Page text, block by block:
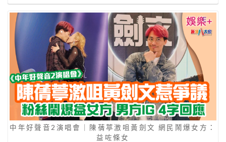
中年好聲音2演唱會｜陳蒨葶激咀黃劍文 網民鬧爆女方：
益咗條女